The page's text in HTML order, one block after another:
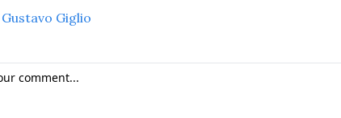
Gustavo Giglio